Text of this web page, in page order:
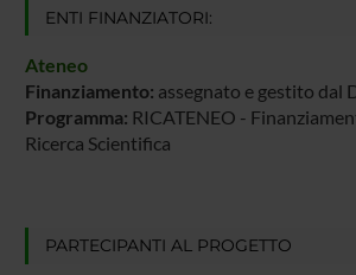
ENTI FINANZIATORI:
Ateneo
Finanziamento: assegnato e gestito dal
Programma: RICATENEO -
Ricerca Scientifica
PARTECIPANTI AL PROGETTO